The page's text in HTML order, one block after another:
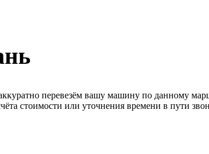
перевезём вашу машину по данному
стоимости или уточнения времени в пути